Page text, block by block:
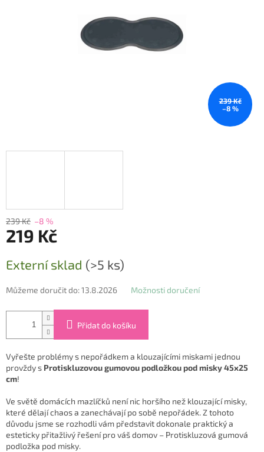
239 Kč
–8 %
239 Kč –8 %
219 Kč
cena:
Externí sklad (>5 ks)
Můžeme doručit do:13.8.2026 Možnosti doručení
Přidat do košíku
Vyřešte problémy s nepořádkem a klouzajícími miskami jednou
provždy s Protiskluzovou gumovou podložkou pod misky 45x25
cm!
Ve světě domácích mazlíčků není nic horšího než klouzající misky,
které dělají chaos a zanechávají po sobě nepořádek. Z tohoto
důvodu jsme se rozhodli vám představit dokonale praktický a
esteticky přitažlivý řešení pro váš domov – Protiskluzová gumová
podložka pod misky.